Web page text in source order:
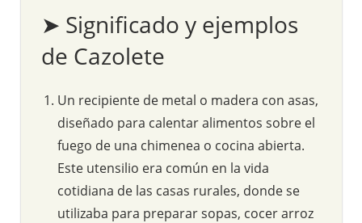
➤ Significado y ejemplos
de Cazolete
Un recipiente de metal o madera con asas,
diseñado para calentar alimentos sobre el
fuego de una chimenea o cocina abierta.
Este utensilio era común en la vida
cotidiana de las casas rurales, donde se
utilizaba para preparar sopas, cocer arroz